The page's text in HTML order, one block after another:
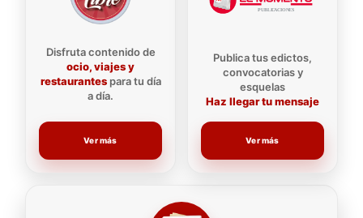
Disfruta contenido de
ocio, viajes y
restaurantespara tu día
a día.
Ver más
Publica tus edictos,
convocatorias y
esquelas
Haz llegar tu mensaje
Ver más